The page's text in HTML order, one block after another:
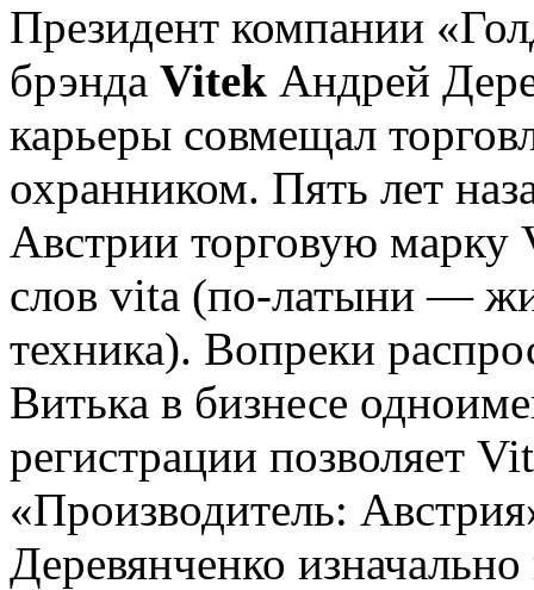
Президент компании
брэнда Vitek Андрей
карьеры совмещал
охранником. Пять лет
Австрии торговую марку
слов vita (по-латыни —
техника). Вопреки
Витька в бизнесе
регистрации позволяет
«Производитель:
Деревянченко